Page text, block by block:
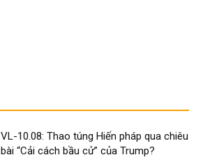
VL-10.08: Thao túng Hiến pháp qua chiêu
bài “Cải cách bầu cử” của Trump?